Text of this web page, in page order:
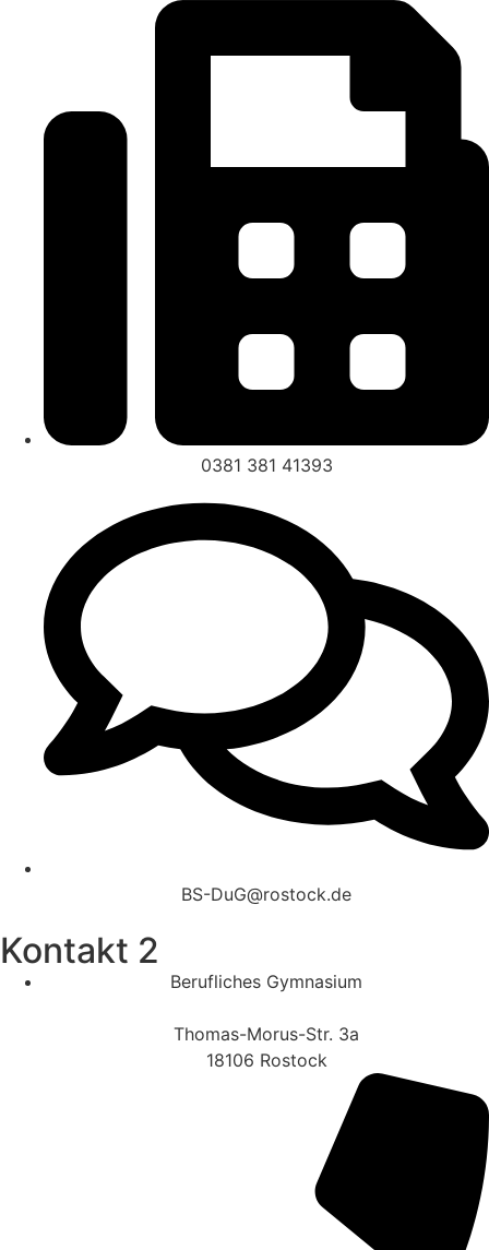
0381 381 41393
BS-DuG@rostock.de
Kontakt 2
Berufliches Gymnasium
Thomas-Morus-Str. 3a
18106 Rostock